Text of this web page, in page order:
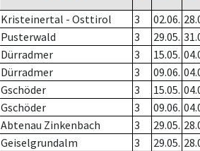
Kristeinertal - Osttirol 3 02.06.
Pusterwald 3 29.05.
Dürradmer 3 15.05.
Dürradmer 3 09.06.
Gschöder 3 15.05.
Gschöder 3 09.06.
Abtenau Zinkenbach 3 29.05.
Geiselgrundalm 3 29.05.